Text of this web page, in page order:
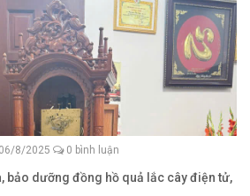
8/2025 0 bình luận
bảo dưỡng đồng hồ quả lắc cây điện tử,